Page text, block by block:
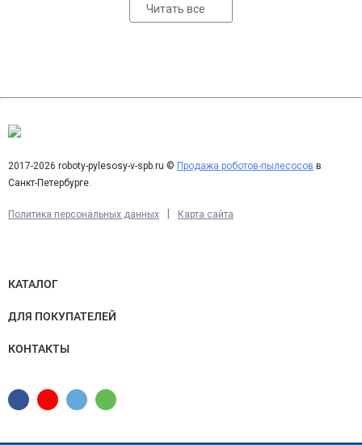
Читать все
2017-2026 roboty-pylesosy-v-spb.ru © Продажа роботов-пылесосов в
Санкт-Петербурге.
Политика персональных данных Карта сайта
КАТАЛОГ
ДЛЯ ПОКУПАТЕЛЕЙ
КОНТАКТЫ